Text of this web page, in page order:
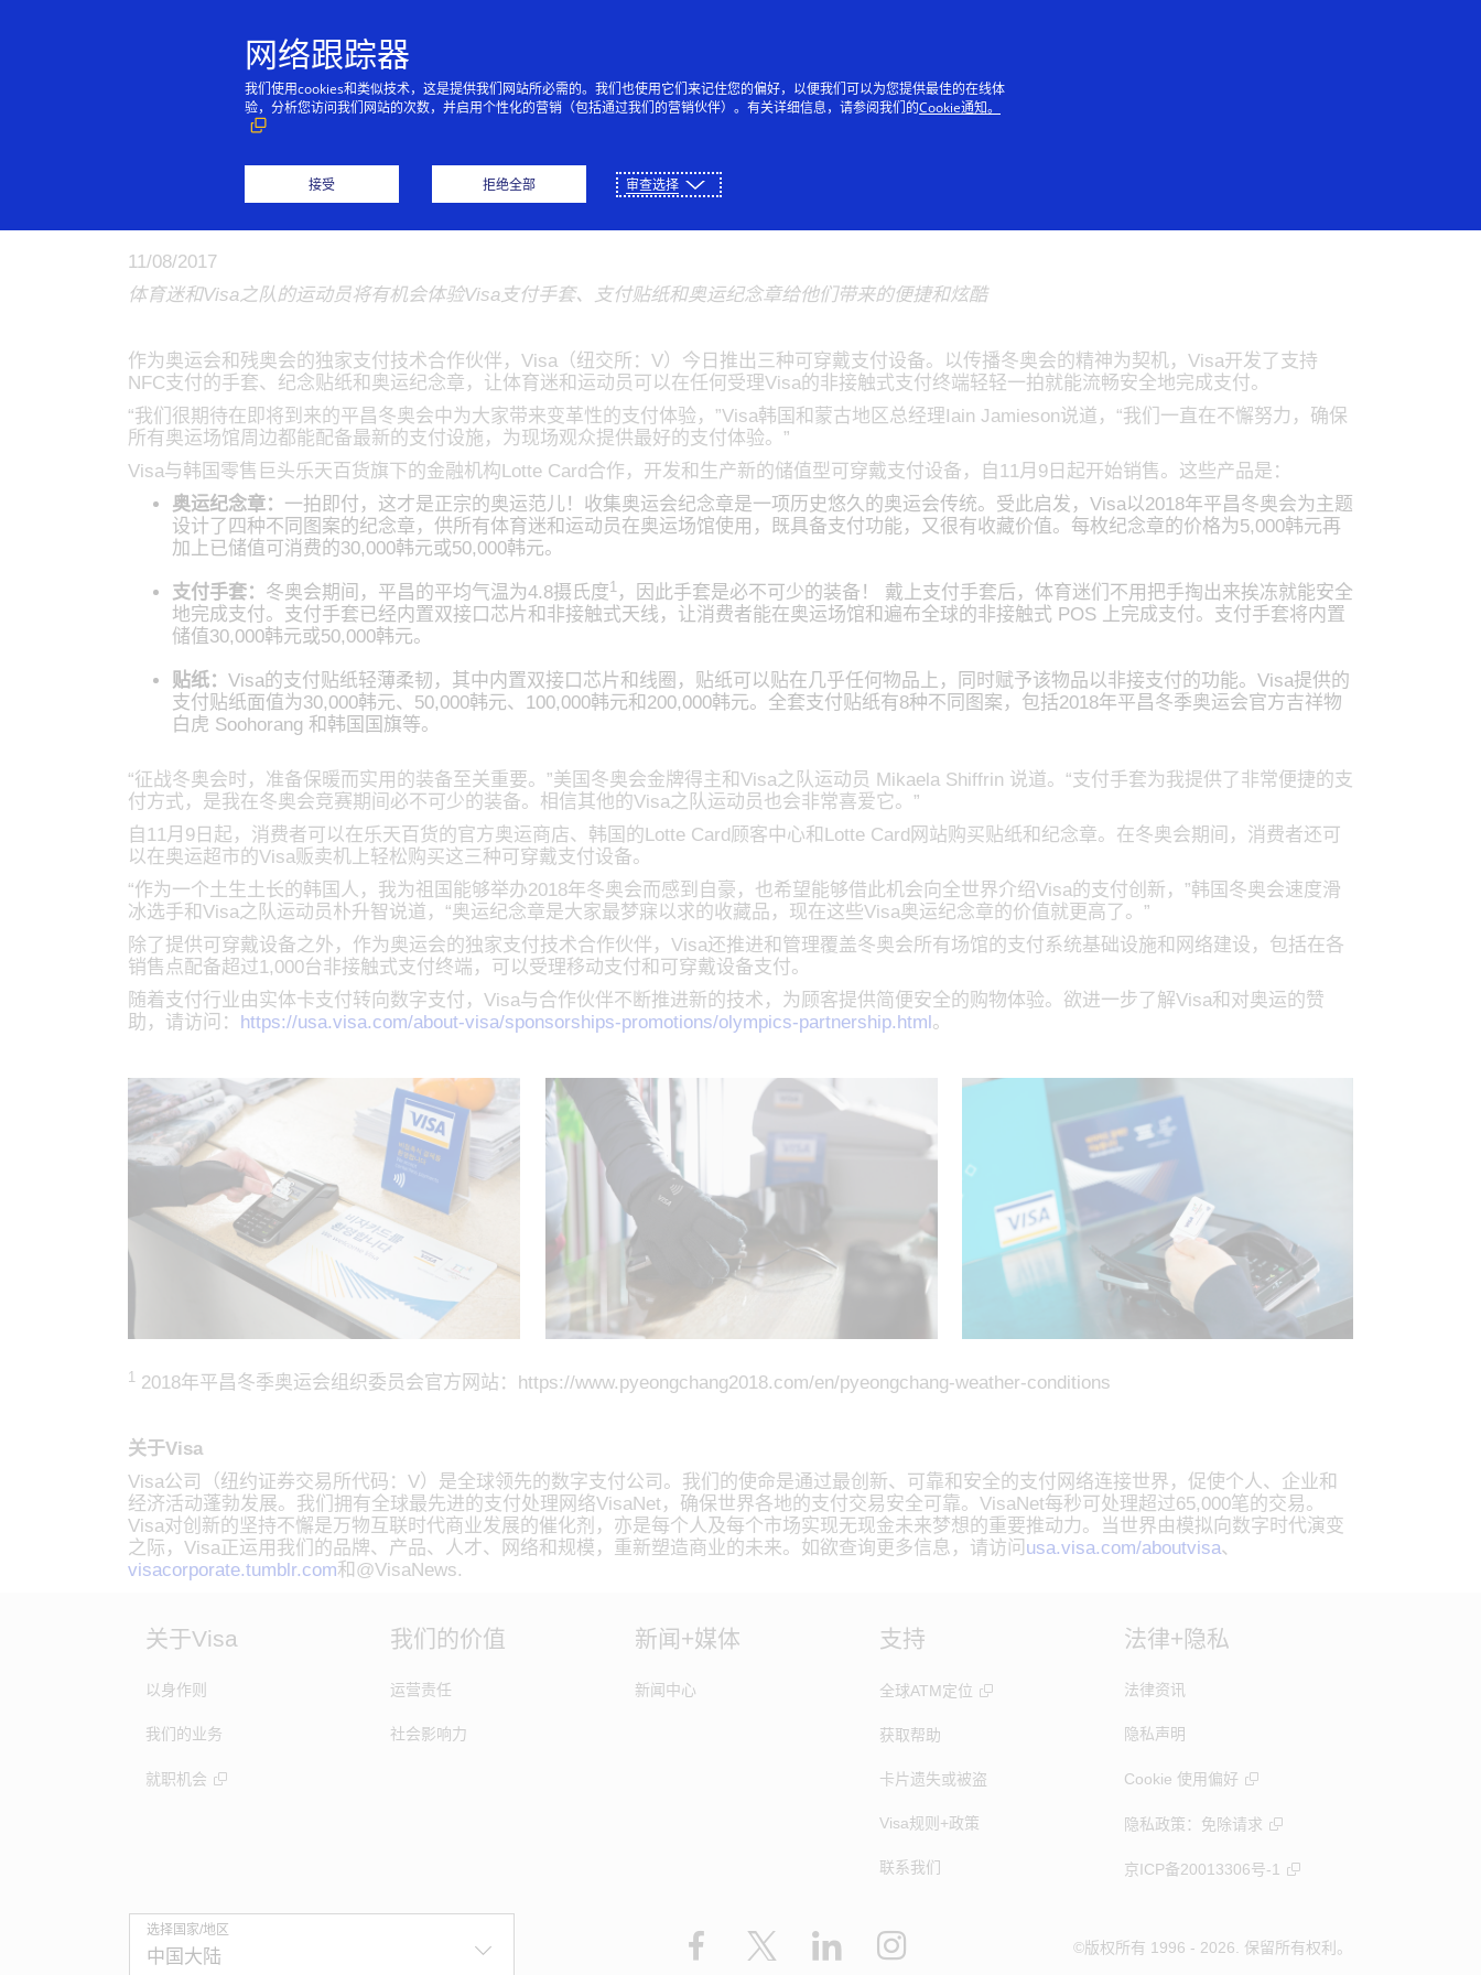
Visa为2018年平昌冬奥会的现场观众提供新的可穿戴
支付设备
11/08/2017
体育迷和Visa之队的运动员将有机会体验Visa支付手套、支付贴纸和奥运纪念章给他们带来的便捷和炫酷
作为奥运会和残奥会的独家支付技术合作伙伴，Visa（纽交所：V）今日推出三种可穿戴支付设备。以传播冬奥会的精神为契机，Visa开发了支持
NFC支付的手套、纪念贴纸和奥运纪念章，让体育迷和运动员可以在任何受理Visa的非接触式支付终端轻轻一拍就能流畅安全地完成支付。
“我们很期待在即将到来的平昌冬奥会中为大家带来变革性的支付体验，”Visa韩国和蒙古地区总经理Iain Jamieson说道，“我们一直在不懈努力，确保
所有奥运场馆周边都能配备最新的支付设施，为现场观众提供最好的支付体验。”
Visa与韩国零售巨头乐天百货旗下的金融机构Lotte Card合作，开发和生产新的储值型可穿戴支付设备，自11月9日起开始销售。这些产品是：
奥运纪念章： 一拍即付，这才是正宗的奥运范儿！收集奥运会纪念章是一项历史悠久的奥运会传统。受此启发，Visa以2018年平昌冬奥会为主题
设计了四种不同图案的纪念章，供所有体育迷和运动员在奥运场馆使用，既具备支付功能，又很有收藏价值。每枚纪念章的价格为5,000韩元再
加上已储值可消费的30,000韩元或50,000韩元。
支付手套： 冬奥会期间，平昌的平均气温为4.8摄氏度1，因此手套是必不可少的装备！ 戴上支付手套后，体育迷们不用把手掏出来挨冻就能安全
地完成支付。支付手套已经内置双接口芯片和非接触式天线，让消费者能在奥运场馆和遍布全球的非接触式 POS 上完成支付。支付手套将内置
储值30,000韩元或50,000韩元。
贴纸： Visa的支付贴纸轻薄柔韧，其中内置双接口芯片和线圈，贴纸可以贴在几乎任何物品上，同时赋予该物品以非接支付的功能。Visa提供的
支付贴纸面值为30,000韩元、50,000韩元、100,000韩元和200,000韩元。全套支付贴纸有8种不同图案，包括2018年平昌冬季奥运会官方吉祥物
白虎 Soohorang 和韩国国旗等。
“征战冬奥会时，准备保暖而实用的装备至关重要。”美国冬奥会金牌得主和Visa之队运动员 Mikaela Shiffrin 说道。“支付手套为我提供了非常便捷的支
付方式，是我在冬奥会竞赛期间必不可少的装备。相信其他的Visa之队运动员也会非常喜爱它。”
自11月9日起，消费者可以在乐天百货的官方奥运商店、韩国的Lotte Card顾客中心和Lotte Card网站购买贴纸和纪念章。在冬奥会期间，消费者还可
以在奥运超市的Visa贩卖机上轻松购买这三种可穿戴支付设备。
“作为一个土生土长的韩国人，我为祖国能够举办2018年冬奥会而感到自豪，也希望能够借此机会向全世界介绍Visa的支付创新，”韩国冬奥会速度滑
冰选手和Visa之队运动员朴升智说道，“奥运纪念章是大家最梦寐以求的收藏品，现在这些Visa奥运纪念章的价值就更高了。”
除了提供可穿戴设备之外，作为奥运会的独家支付技术合作伙伴，Visa还推进和管理覆盖冬奥会所有场馆的支付系统基础设施和网络建设，包括在各
销售点配备超过1,000台非接触式支付终端，可以受理移动支付和可穿戴设备支付。
随着支付行业由实体卡支付转向数字支付，Visa与合作伙伴不断推进新的技术，为顾客提供简便安全的购物体验。欲进一步了解Visa和对奥运的赞
助，请访问： https://usa.visa.com/about-visa/sponsorships-promotions/olympics-partnership.html。
12018年平昌冬季奥运会组织委员会官方网站：https://www.pyeongchang2018.com/en/pyeongchang-weather-conditions
关于Visa
Visa公司（纽约证券交易所代码：V）是全球领先的数字支付公司。我们的使命是通过最创新、可靠和安全的支付网络连接世界，促使个人、企业和
经济活动蓬勃发展。我们拥有全球最先进的支付处理网络VisaNet，确保世界各地的支付交易安全可靠。VisaNet每秒可处理超过65,000笔的交易。
Visa对创新的坚持不懈是万物互联时代商业发展的催化剂，亦是每个人及每个市场实现无现金未来梦想的重要推动力。当世界由模拟向数字时代演变
之际，Visa正运用我们的品牌、产品、人才、网络和规模，重新塑造商业的未来。如欲查询更多信息，请访问 usa.visa.com/aboutvisa、
visacorporate.tumblr.com和@VisaNews.
关于Visa
以身作则
我们的业务
就职机会
我们的价值
运营责任
社会影响力
新闻+媒体
新闻中心
支持
全球ATM定位
获取帮助
卡片遗失或被盗
Visa规则+政策
联系我们
法律+隐私
法律资讯
隐私声明
Cookie 使用偏好
隐私政策：免除请求
京ICP备20013306号-1
选择国家/地区 Facebook LinkedIn ©版权所有 1996 - 2026. 保留所有权利。
网络跟踪器
我们使用cookies和类似技术，这是提供我们网站所必需的。我们也使用它们来记住您的偏好，以便我们可以为您提供最佳的在线体
验，分析您访问我们网站的次数，并启用个性化的营销（包括通过我们的营销伙伴）。有关详细信息，请参阅我们的Cookie通知。
接受 拒绝全部 审查选择